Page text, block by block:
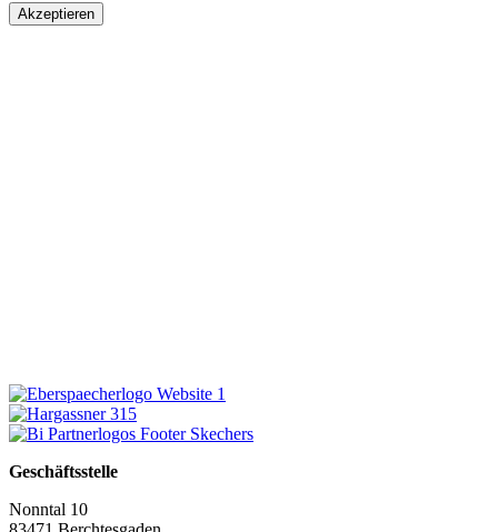
Akzeptieren
Geschäftsstelle
Nonntal 10